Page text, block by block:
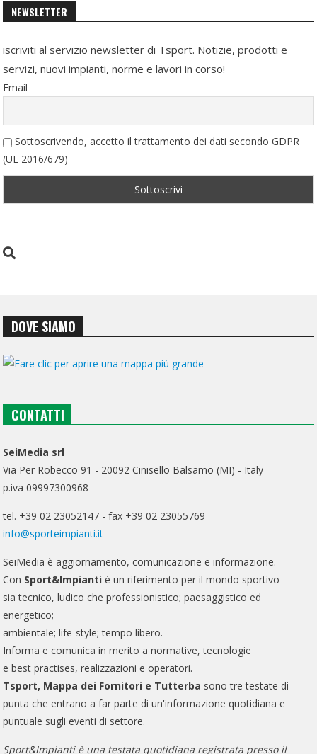
NEWSLETTER
iscriviti al servizio newsletter di Tsport. Notizie, prodotti e
servizi, nuovi impianti, norme e lavori in corso!
Email
Sottoscrivendo, accetto il trattamento dei dati secondo GDPR
(UE 2016/679)
DOVE SIAMO
CONTATTI
SeiMedia srl
Via Per Robecco 91 - 20092 Cinisello Balsamo (MI) - Italy
p.iva 09997300968
tel. +39 02 23052147 - fax +39 02 23055769
info@sporteimpianti.it
SeiMedia è aggiornamento, comunicazione e informazione.
Con Sport&Impianti è un riferimento per il mondo sportivo
sia tecnico, ludico che professionistico; paesaggistico ed
energetico;
ambientale; life-style; tempo libero.
Informa e comunica in merito a normative, tecnologie
e best practises, realizzazioni e operatori.
Tsport, Mappa dei Fornitori e Tutterba sono tre testate di
punta che entrano a far parte di un'informazione quotidiana e
puntuale sugli eventi di settore.
Sport&Impianti è una testata quotidiana registrata presso il